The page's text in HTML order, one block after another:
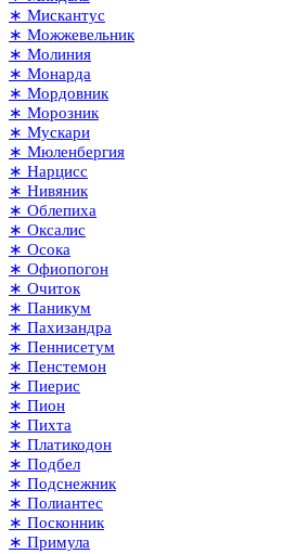
∗ Мискантус
∗ Можжевельник
∗ Молиния
∗ Монарда
∗ Мордовник
∗ Морозник
∗ Мускари
∗ Мюленбергия
∗ Нарцисс
∗ Нивяник
∗ Облепиха
∗ Оксалис
∗ Осока
∗ Офиопогон
∗ Очиток
∗ Паникум
∗ Пахизандра
∗ Пеннисетум
∗ Пенстемон
∗ Пиерис
∗ Пион
∗ Пихта
∗ Платикодон
∗ Подбел
∗ Подснежник
∗ Полиантес
∗ Посконник
∗ Примула